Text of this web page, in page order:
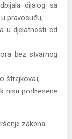
dijalog sa
pravosuđu,
u djelatnosti od
bez stvarnog
štrajkovali,
nisu podnesene
zakona.